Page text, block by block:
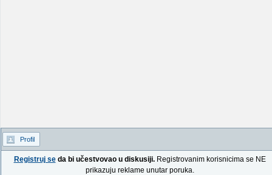
Profil
Registruj seda bi učestvovao u diskusiji.Registrovanim korisnicima se NE
prikazuju reklame unutar poruka.